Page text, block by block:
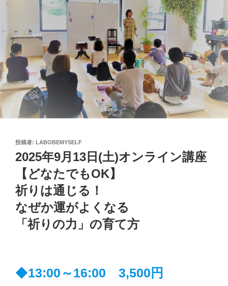
投
稿
日:
投稿者: LABOBEMYSELF
2025年9月13日(土)オンライン講座
【どなたでもOK】
祈りは通じる！
なぜか運がよくなる
「祈りの力」の育て方
◆13:00～16:00 3,500円